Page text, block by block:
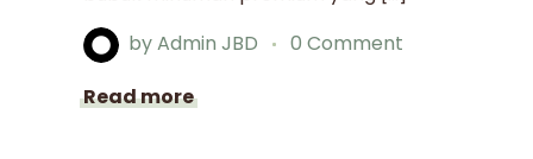
byAdmin JBD
0 Comment
Read more